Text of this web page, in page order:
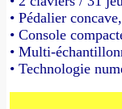
• Pédalier
• Console
• Multi-
• Technologie